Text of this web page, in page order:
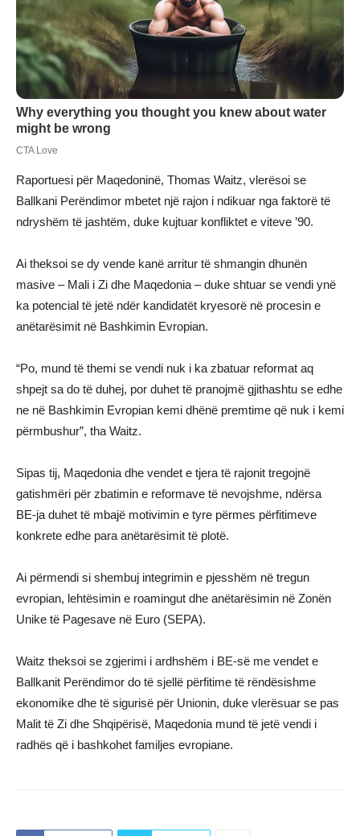
Raportuesi për Maqedoninë, Thomas Waitz, vlerësoi se
Ballkani Perëndimor mbetet një rajon i ndikuar nga faktorë të
ndryshëm të jashtëm, duke kujtuar konfliktet e viteve ’90.
Ai theksoi se dy vende kanë arritur të shmangin dhunën
masive – Mali i Zi dhe Maqedonia – duke shtuar se vendi ynë
ka potencial të jetë ndër kandidatët kryesorë në procesin e
anëtarësimit në Bashkimin Evropian.
“Po, mund të themi se vendi nuk i ka zbatuar reformat aq
shpejt sa do të duhej, por duhet të pranojmë gjithashtu se edhe
ne në Bashkimin Evropian kemi dhënë premtime që nuk i kemi
përmbushur”, tha Waitz.
Sipas tij, Maqedonia dhe vendet e tjera të rajonit tregojnë
gatishmëri për zbatimin e reformave të nevojshme, ndërsa
BE-ja duhet të mbajë motivimin e tyre përmes përfitimeve
konkrete edhe para anëtarësimit të plotë.
Ai përmendi si shembuj integrimin e pjesshëm në tregun
evropian, lehtësimin e roamingut dhe anëtarësimin në Zonën
Unike të Pagesave në Euro (SEPA).
Waitz theksoi se zgjerimi i ardhshëm i BE-së me vendet e
Ballkanit Perëndimor do të sjellë përfitime të rëndësishme
ekonomike dhe të sigurisë për Unionin, duke vlerësuar se pas
Malit të Zi dhe Shqipërisë, Maqedonia mund të jetë vendi i
radhës që i bashkohet familjes evropiane.